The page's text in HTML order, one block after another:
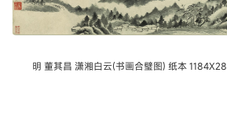
明 董其昌 潇湘白云(书画合璧图) 纸本 1184X28